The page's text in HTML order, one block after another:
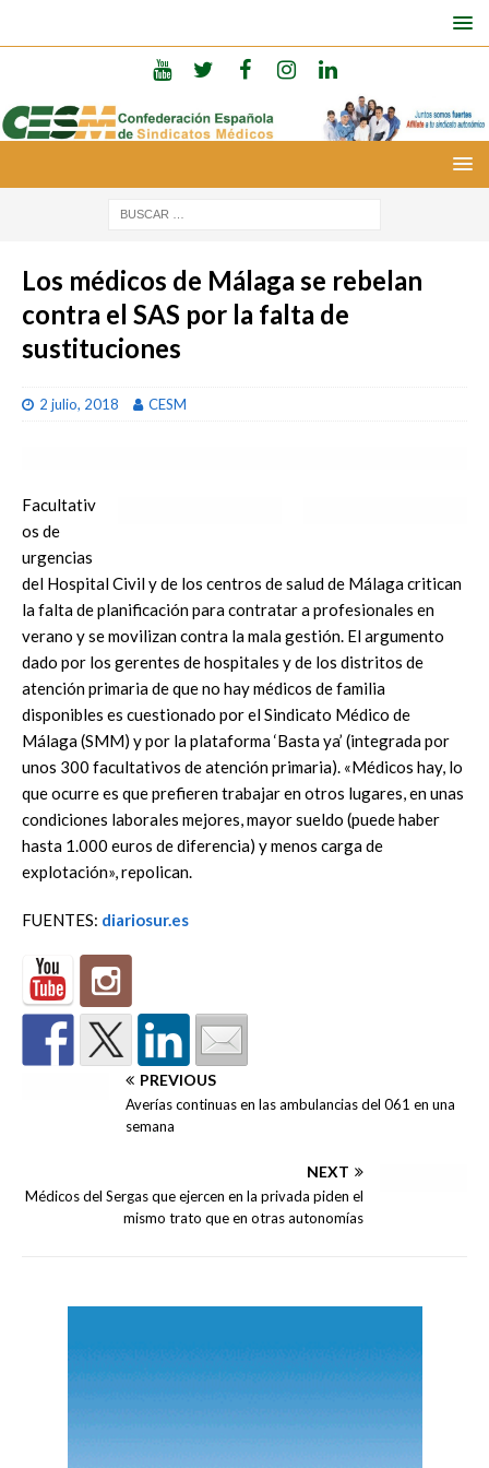
Los médicos de Málaga se rebelan
contra el SAS por la falta de
sustituciones
2 julio, 2018 CESM
Facultativ
os de
urgencias
del Hospital Civil y de los centros de salud de Málaga critican
la falta de planificación para contratar a profesionales en
verano y se movilizan contra la mala gestión. El argumento
dado por los gerentes de hospitales y de los distritos de
atención primaria de que no hay médicos de familia
disponibles es cuestionado por el Sindicato Médico de
Málaga (SMM) y por la plataforma ‘Basta ya’ (integrada por
unos 300 facultativos de atención primaria). «Médicos hay, lo
que ocurre es que prefieren trabajar en otros lugares, en unas
condiciones laborales mejores, mayor sueldo (puede haber
hasta 1.000 euros de diferencia) y menos carga de
explotación», repolican.
FUENTES: diariosur.es
PREVIOUS
Averías continuas en las ambulancias del 061 en una
semana
NEXT
Médicos del Sergas que ejercen en la privada piden el
mismo trato que en otras autonomías